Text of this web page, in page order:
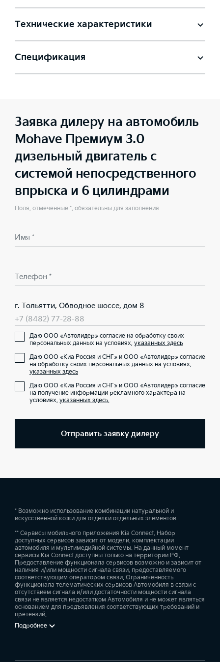
Технические характеристики
Спецификация
Заявка дилеру на автомобиль
Mohave Премиум 3.0
дизельный двигатель с
системой непосредственного
впрыска и 6 цилиндрами
Поля, отмеченные *, обязательны для заполнения
Имя *
Телефон *
г. Тольятти, Обводное шоссе, дом 8
+7 (8482) 77-28-88
Даю ООО «Автолидер» согласие на обработку своих
персональных данных на условиях, указанных здесь
Даю ООО «Киа Россия и СНГ» и ООО «Автолидер» согласие
на обработку своих персональных данных на условиях,
указанных здесь
Даю ООО «Киа Россия и СНГ» и ООО «Автолидер» согласие
на получение информации рекламного характера на
условиях, указанных здесь.
Отправить заявку дилеру
* Возможно использование комбинации натуральной и
искусственной кожи для отделки отдельных элементов
** Сервисы мобильного приложения Kia Connect. Набор
доступных сервисов зависит от модели, комплектации
автомобиля и мультимедийной системы. На данный момент
сервисы Kia Connect доступны только на территории РФ.
Предоставление функционала сервисов возможно и зависит от
наличия и/или мощности сигнала связи, предоставляемого
соответствующим оператором связи. Ограниченность
функционала телематических сервисов Автомобиля в связи с
отсутствием сигнала и/или достаточности мощности сигнала
связи не является недостатком Автомобиля и не может являться
основанием для предъявления соответствующих требований и
претензий.
Подробнее